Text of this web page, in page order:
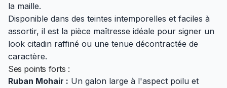
la maille.
Disponible dans des teintes intemporelles et faciles à
assortir, il est la pièce maîtresse idéale pour signer un
look citadin raffiné ou une tenue décontractée de
caractère.
Ses points forts :
Ruban Mohair : Un galon large à l'aspect poilu et